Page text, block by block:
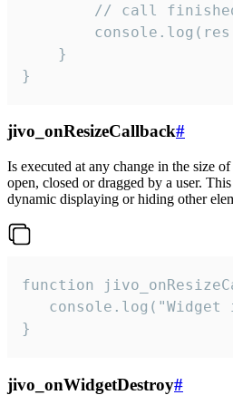
// call
    }
}
jivo_onResizeCallback#
Is executed at any change in the size
open, closed or dragged by a user.
dynamic displaying or hiding other
function
console.log("Widget
}
jivo_onWidgetDestroy#